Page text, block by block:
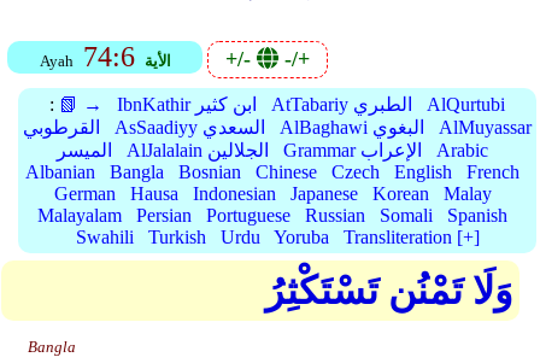
Ayah 74:6 الأية +/- -/+
: 📗 → IbnKathir ابن كثير AtTabariy الطبري
AlQurtubi
القرطوبي
AsSaadiyy السعدي AlBaghawi البغوي
AlMuyassar
الميسر
AlJalalain الجلالين Grammar الإعراب
Arabic
Albanian
Bangla Bosnian Chinese Czech English
French
German
Hausa Indonesian Japanese Korean
Malay
Malayalam
Persian Portuguese Russian Somali
Spanish
Swahili
Turkish Urdu Yoruba Transliteration [+]
وَلَا تَمْنُن تَسْتَكْثِرُ
Bangla